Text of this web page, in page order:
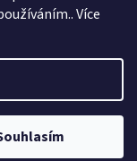
Více
práva vyhrazena.